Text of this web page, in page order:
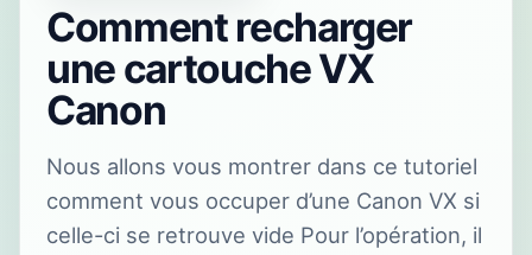
Comment recharger
une cartouche VX
Canon
Nous allons vous montrer dans ce tutoriel
comment vous occuper d’une Canon VX si
celle-ci se retrouve vide Pour l’opération, il